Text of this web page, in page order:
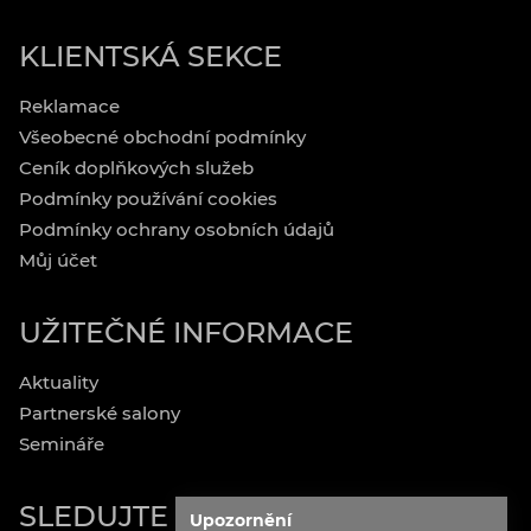
KLIENTSKÁ SEKCE
Reklamace
Všeobecné obchodní podmínky
Ceník doplňkových služeb
Podmínky používání cookies
Podmínky ochrany osobních údajů
Můj účet
UŽITEČNÉ INFORMACE
Aktuality
Partnerské salony
Semináře
SLEDUJTE NÁSUpozornění